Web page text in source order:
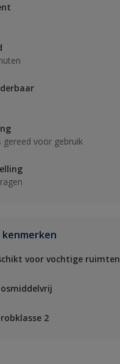
gereed voor gebruik
voor vochtige ruimten
2